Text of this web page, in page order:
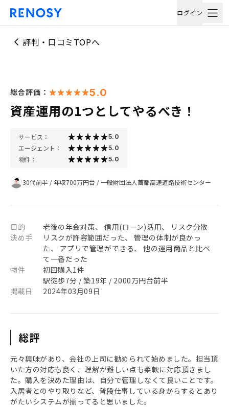
ログイン
評判・口コミTOPへ
総合評価： 5.0
資産運用の1つとしてやるべき！
サービス： 5.0
エージェント： 5.0
物件： 5.0
30代前半 / 年収700万円台 / 一般財団法人首都高速道路技術センター
目的
老後の年金対策、 信用(ローン)活用、 リスク分散
決め手
リスクが許容範囲だった、 管理の体制が良かっ
た、 アプリで管理ができる、 他の運用商品と比べ
て一番だった
物件
初回購入1件
駅徒歩7分 / 築19年 / 2000万円台前半
掲載日
2024年03月09日
総評
元々興味があり、会社の上司に勧められて始めました。担当頂
いた方の対応も良く、理解が難しい点も柔軟に対応頂きまし
た。購入を決めた理由は、自分で管理しなくて良いことです。
入居者とのやり取りなど、普段仕事している身からするとあり
がたいシステムが揃ってると思いました。